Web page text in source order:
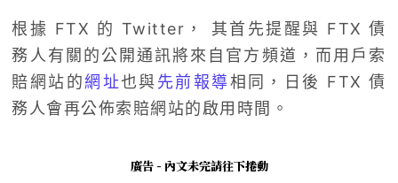
根據 FTX 的 Twitter， 其首先提醒與 FTX 債
務人有關的公開通訊將來自官方頻道，而用戶索
賠網站的網址也與先前報導相同，日後 FTX 債
務人會再公佈索賠網站的啟用時間。
廣告 - 內文未完請往下捲動